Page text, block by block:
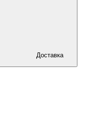
Доставка